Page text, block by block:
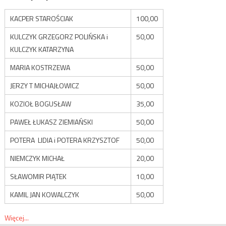
KACPER STAROŚCIAK
100,00
KULCZYK GRZEGORZ POLIŃSKA i
KULCZYK KATARZYNA
50,00
MARIA KOSTRZEWA
50,00
JERZY T MICHAJŁOWICZ
50,00
KOZIOŁ BOGUSŁAW
35,00
PAWEŁ ŁUKASZ ZIEMIAŃSKI
50,00
POTERA LIDIA i POTERA KRZYSZTOF
50,00
NIEMCZYK MICHAŁ
20,00
SŁAWOMIR PIĄTEK
10,00
KAMIL JAN KOWALCZYK
50,00
Więcej...